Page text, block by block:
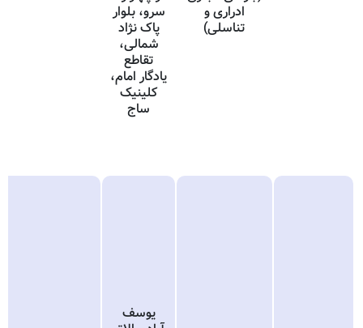
ادراری و
تناسلی)
سرو، بلوار
پاک نژاد
شمالی،
تقاطع
یادگار امام،
کلینیک
ساج
یوسف